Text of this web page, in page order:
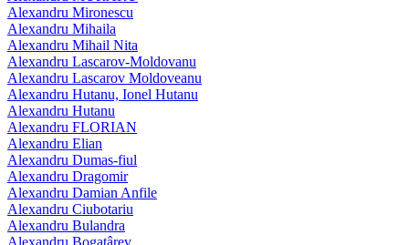
Alexandru Mironescu
Alexandru Mihaila
Alexandru Mihail Nita
Alexandru Lascarov-Moldovanu
Alexandru Lascarov Moldoveanu
Alexandru Hutanu, Ionel Hutanu
Alexandru Hutanu
Alexandru FLORIAN
Alexandru Elian
Alexandru Dumas-fiul
Alexandru Dragomir
Alexandru Damian Anfile
Alexandru Ciubotariu
Alexandru Bulandra
Alexandru Bogatârev